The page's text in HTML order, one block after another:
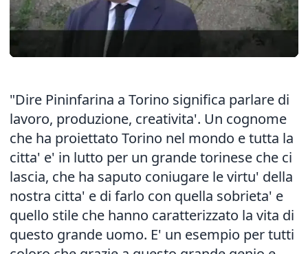
"Dire Pininfarina a Torino significa parlare di
lavoro, produzione, creativita'. Un cognome
che ha proiettato Torino nel mondo e tutta la
citta' e' in lutto per un grande torinese che ci
lascia, che ha saputo coniugare le virtu' della
nostra citta' e di farlo con quella sobrieta' e
quello stile che hanno caratterizzato la vita di
questo grande uomo. E' un esempio per tutti